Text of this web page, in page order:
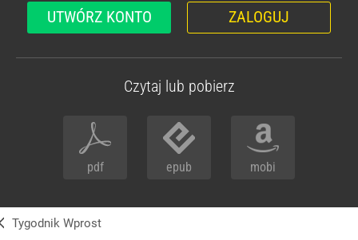
UTWÓRZ KONTO ZALOGUJ
Czytaj lub pobierz
pdf epub mobi
Tygodnik Wprost